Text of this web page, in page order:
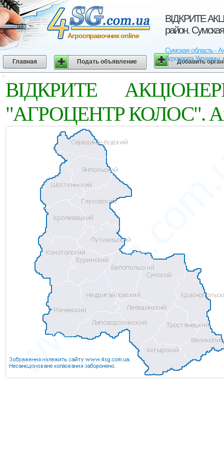
ВIДКРИТЕ
район.
Сумская область
Агрокарта
Агросправочник online
Главная Подать объявление Добавить
ВIДКРИТЕ
"АГРОЦЕНТР КОЛОС".